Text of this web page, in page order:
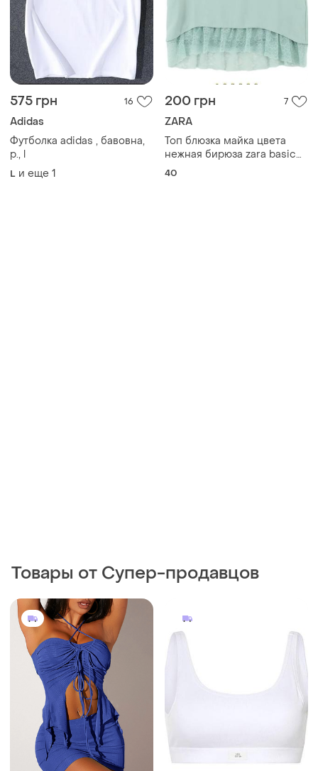
575 грн 16
Adidas
Футболка adidas , бавовна,
р., l
L и еще 1
200 грн 7
ZARA
Топ блюзка майка цвета
нежная бирюза zara basic
collection
40
Товары от Супер-продавцов